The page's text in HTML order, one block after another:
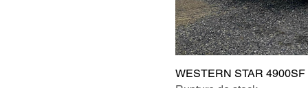
WESTERN STAR 4900SF